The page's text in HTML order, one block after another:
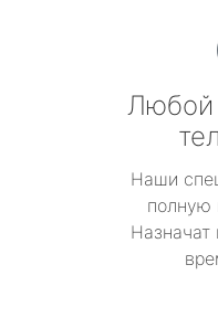
Любой
Наши
полную
Назначат